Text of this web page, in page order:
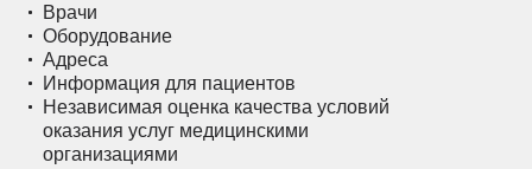
Врачи
Оборудование
Адреса
Информация для пациентов
Независимая оценка качества условий
оказания услуг медицинскими
организациями